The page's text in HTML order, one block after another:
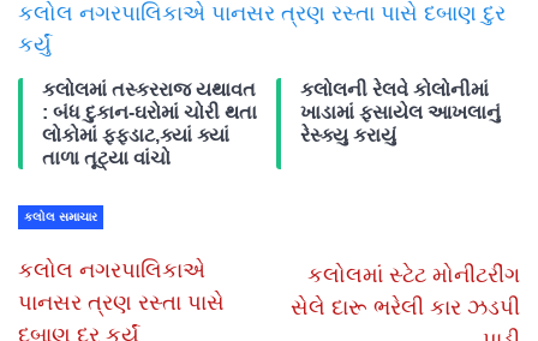
કલોલ નગરપાલિકાએ પાનસર ત્રણ રસ્તા પાસે દબાણ દુર
કર્યું
કલોલમાં તસ્કરરાજ યથાવત
: બંધ દુકાન-ઘરોમાં ચોરી થતા
લોકોમાં ફફડાટ,ક્યાં ક્યાં
તાળા તૂટ્યા વાંચો
કલોલની રેલવે કોલોનીમાં
ખાડામાં ફસાયેલ આખલાનું
રેસ્ક્યુ કરાયું
કલોલ સમાચાર
કલોલ નગરપાલિકાએ
પાનસર ત્રણ રસ્તા પાસે
દબાણ દુર કર્યું
કલોલમાં સ્ટેટ મોનીટરીંગ
સેલે દારૂ ભરેલી કાર ઝડપી